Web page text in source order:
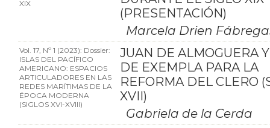
XIX
(PRESENTACIÓN)
Marcela Drien
Vol. 17, Nº 1 (2023): Dossier:
ISLAS DEL PACÍFICO
AMERICANO: ESPACIOS
ARTICULADORES EN LAS
REDES MARÍTIMAS DE LA
ÉPOCA MODERNA
(SIGLOS XVI-XVIII)
JUAN DE ALMOGUERA
DE EXEMPLA PARA LA
REFORMA DEL CLERO
XVII)
Gabriela de la Cerda